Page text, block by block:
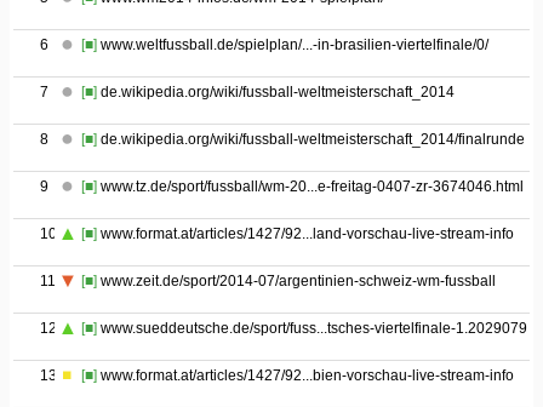
6 [■] www.weltfussball.de/spielplan/...-in-brasilien-viertelfinale/0/
7 [■] de.wikipedia.org/wiki/fussball-weltmeisterschaft_2014
8 [■] de.wikipedia.org/wiki/fussball-weltmeisterschaft_2014/finalrunde
9 [■] www.tz.de/sport/fussball/wm-20...e-freitag-0407-zr-3674046.html
10 [■] www.format.at/articles/1427/92...land-vorschau-live-stream-info
11 [■] www.zeit.de/sport/2014-07/argentinien-schweiz-wm-fussball
12 [■] www.sueddeutsche.de/sport/fuss...tsches-viertelfinale-1.2029079
13 [■] www.format.at/articles/1427/92...bien-vorschau-live-stream-info